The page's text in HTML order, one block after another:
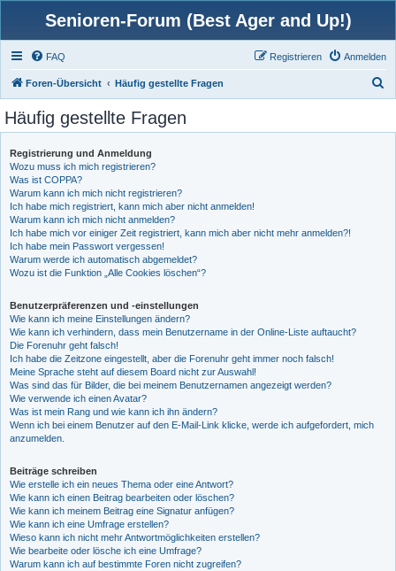
Senioren-Forum (Best Ager and Up!)
FAQ Anmelden
Registrieren
Foren-Übersicht Häufig gestellte Fragen
Häufig gestellte Fragen
Registrierung und Anmeldung
Wozu muss ich mich registrieren?
Was ist COPPA?
Warum kann ich mich nicht registrieren?
Ich habe mich registriert, kann mich aber nicht anmelden!
Warum kann ich mich nicht anmelden?
Ich habe mich vor einiger Zeit registriert, kann mich aber nicht mehr anmelden?!
Ich habe mein Passwort vergessen!
Warum werde ich automatisch abgemeldet?
Wozu ist die Funktion „Alle Cookies löschen“?
Benutzerpräferenzen und -einstellungen
Wie kann ich meine Einstellungen ändern?
Wie kann ich verhindern, dass mein Benutzername in der Online-Liste auftaucht?
Die Forenuhr geht falsch!
Ich habe die Zeitzone eingestellt, aber die Forenuhr geht immer noch falsch!
Meine Sprache steht auf diesem Board nicht zur Auswahl!
Was sind das für Bilder, die bei meinem Benutzernamen angezeigt werden?
Wie verwende ich einen Avatar?
Was ist mein Rang und wie kann ich ihn ändern?
Wenn ich bei einem Benutzer auf den E-Mail-Link klicke, werde ich aufgefordert, mich
anzumelden.
Beiträge schreiben
Wie erstelle ich ein neues Thema oder eine Antwort?
Wie kann ich einen Beitrag bearbeiten oder löschen?
Wie kann ich meinem Beitrag eine Signatur anfügen?
Wie kann ich eine Umfrage erstellen?
Wieso kann ich nicht mehr Antwortmöglichkeiten erstellen?
Wie bearbeite oder lösche ich eine Umfrage?
Warum kann ich auf bestimmte Foren nicht zugreifen?